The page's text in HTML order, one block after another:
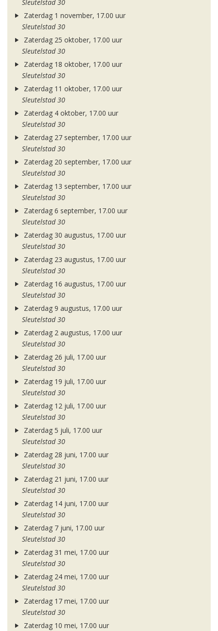
Sleutelstad 30
Zaterdag 1 november, 17.00 uur
Sleutelstad 30
Zaterdag 25 oktober, 17.00 uur
Sleutelstad 30
Zaterdag 18 oktober, 17.00 uur
Sleutelstad 30
Zaterdag 11 oktober, 17.00 uur
Sleutelstad 30
Zaterdag 4 oktober, 17.00 uur
Sleutelstad 30
Zaterdag 27 september, 17.00 uur
Sleutelstad 30
Zaterdag 20 september, 17.00 uur
Sleutelstad 30
Zaterdag 13 september, 17.00 uur
Sleutelstad 30
Zaterdag 6 september, 17.00 uur
Sleutelstad 30
Zaterdag 30 augustus, 17.00 uur
Sleutelstad 30
Zaterdag 23 augustus, 17.00 uur
Sleutelstad 30
Zaterdag 16 augustus, 17.00 uur
Sleutelstad 30
Zaterdag 9 augustus, 17.00 uur
Sleutelstad 30
Zaterdag 2 augustus, 17.00 uur
Sleutelstad 30
Zaterdag 26 juli, 17.00 uur
Sleutelstad 30
Zaterdag 19 juli, 17.00 uur
Sleutelstad 30
Zaterdag 12 juli, 17.00 uur
Sleutelstad 30
Zaterdag 5 juli, 17.00 uur
Sleutelstad 30
Zaterdag 28 juni, 17.00 uur
Sleutelstad 30
Zaterdag 21 juni, 17.00 uur
Sleutelstad 30
Zaterdag 14 juni, 17.00 uur
Sleutelstad 30
Zaterdag 7 juni, 17.00 uur
Sleutelstad 30
Zaterdag 31 mei, 17.00 uur
Sleutelstad 30
Zaterdag 24 mei, 17.00 uur
Sleutelstad 30
Zaterdag 17 mei, 17.00 uur
Sleutelstad 30
Zaterdag 10 mei, 17.00 uur